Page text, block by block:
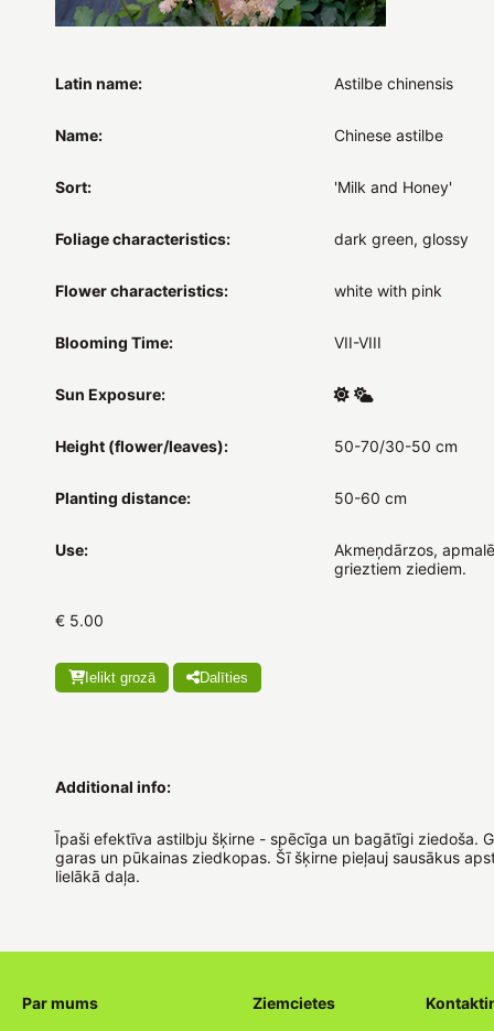
Latin name: Astilbe chinensis
Name: Chinese astilbe
Sort: 'Milk and Honey'
Foliage characteristics: dark green, glossy
Flower characteristics: white with pink
Blooming Time: VII-VIII
Sun Exposure:
Height (flower/leaves): 50-70/30-50 cm
Planting distance: 50-60 cm
Use:
Akmeņdārzos,
grieztiem ziediem.
€ 5.00
Ielikt grozā Dalīties
Additional info:
Īpaši efektīva astilbju šķirne - spēcīga un bagātīgi ziedoša.
garas un pūkainas ziedkopas. Šī šķirne pieļauj sausākus
lielākā daļa.
Par mums Ziemcietes